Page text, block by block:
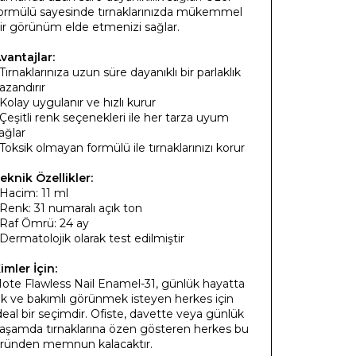
sayesinde tırnaklarınızda mükemmel
görünüm elde etmenizi sağlar.
Tırnaklarınıza uzun süre dayanıklı bir parlaklık
Kolay uygulanır ve hızlı kurur
Çeşitli renk seçenekleri ile her tarza uyum
Toksik olmayan formülü ile tırnaklarınızı korur
Özellikler:
Hacim: 11 ml
Renk: 31 numaralı açık ton
Raf Ömrü: 24 ay
Dermatolojik olarak test edilmiştir
İçin:
Flawless Nail Enamel-31, günlük hayatta
ve bakımlı görünmek isteyen herkes için
bir seçimdir. Ofiste, davette veya günlük
tırnaklarına özen gösteren herkes bu
memnun kalacaktır.